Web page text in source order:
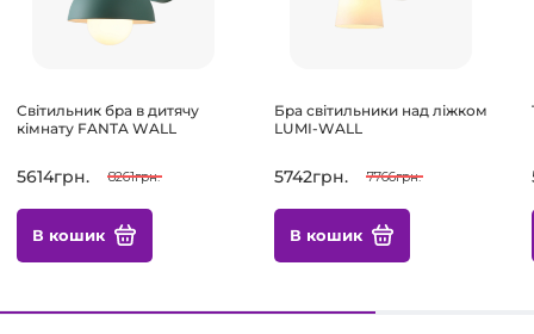
Світильник бра в дитячу
кімнату FANTA WALL
5614грн. 8261грн.
В кошик
Бра світильники над ліжком
LUMI-WALL
5742грн. 7766грн.
В кошик